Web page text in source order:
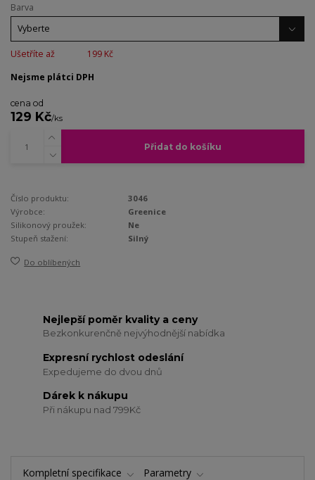
Barva
Ušetříte až
199 Kč
Nejsme plátci DPH
cena od
129 Kč/ks
Přidat do košíku
Číslo produktu:
3046
Výrobce:
Greenice
Silikonový proužek:
Ne
Stupeň stažení:
Silný
Do oblíbených
Nejlepší poměr kvality a ceny
Bezkonkurenčně nejvýhodnější nabídka
Expresní rychlost odeslání
Expedujeme do dvou dnů
Dárek k nákupu
Při nákupu nad 799Kč
Kompletní specifikace
Parametry